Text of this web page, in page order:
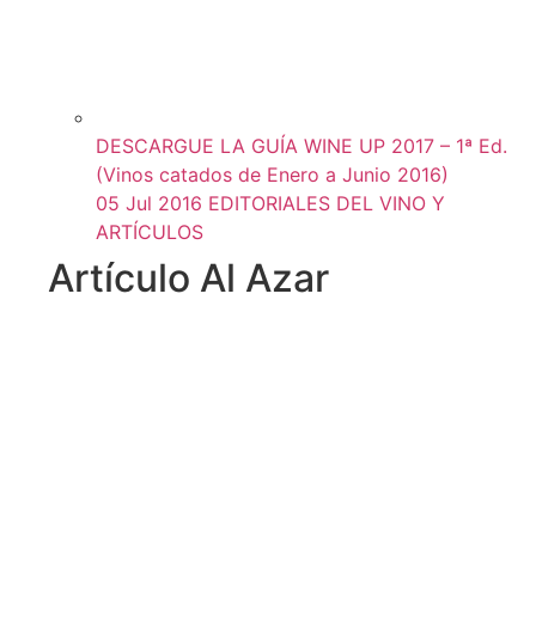
DESCARGUE LA GUÍA WINE UP 2017 – 1ª Ed.
(Vinos catados de Enero a Junio 2016)
05 Jul 2016 EDITORIALES DEL VINO Y
ARTÍCULOS
Artículo Al Azar